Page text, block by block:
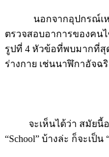
นอกจากอุปกรณ์เห
ตรวจสอบอาการของคน
รูปที่ 4 หัวข้อที่พบมากที่สุ
ร่างกาย เช่นนาฬิกาอัจฉ
จะเห็นได้ว่า สมัยนี้อะไ
“School” บ้างล่ะ ก็จะเป็